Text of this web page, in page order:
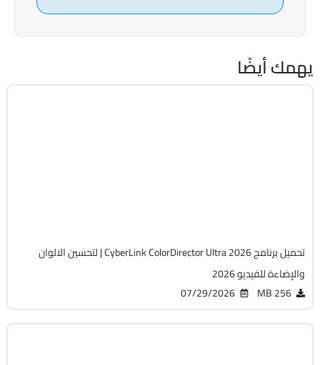
يهمك أيضًا
تحميل برنامج CyberLink ColorDirector Ultra 2026 | لتحسين الالوان
والإضاءة للفيديو 2026
256 MB
07/29/2026